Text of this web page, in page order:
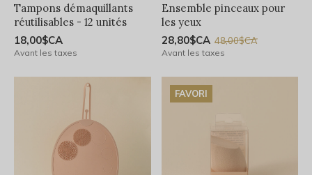
Tampons démaquillants
réutilisables - 12 unités
18,00$CA
Avant les taxes
Ensemble pinceaux pour
les yeux
28,80$CA 48,00$CA
Avant les taxes
FAVORI